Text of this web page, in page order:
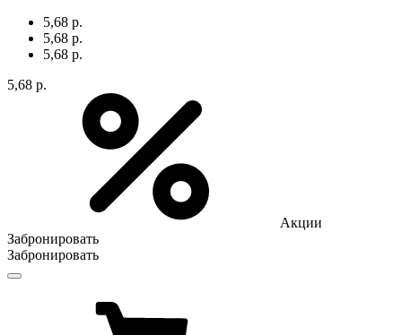
5,68 р.
5,68 р.
5,68 р.
5,68 р.
Акции
Забронировать
Забронировать